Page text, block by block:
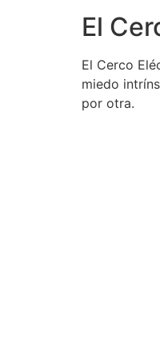
El
El Cerco
miedo
por otra.